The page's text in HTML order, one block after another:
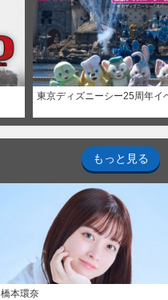
東京ディズニーシー25周年イ
もっと見る
橋本環奈